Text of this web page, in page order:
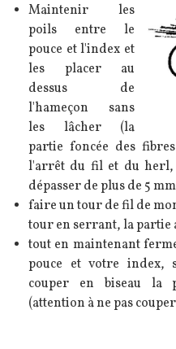
TexteMaintenir les
poils entre le
pouce et l'index et
les placer au
dessus de
l'hameçon sans
les lâcher (la
partie foncée des
l'arrêt du fil et du
dépasser de plus de 5
faire un tour de fil de
tour en serrant, la partie
tout en maintenant
pouce et votre index,
couper en biseau la
(attention à ne pas